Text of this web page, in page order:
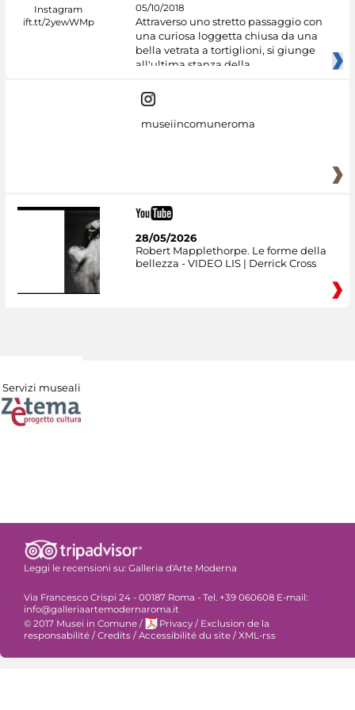
05/10/2018
Attraverso uno stretto passaggio con
una curiosa loggetta chiusa da una
bella vetrata a tortiglioni, si giunge
all'ultima stanza della
museiincomuneroma
28/05/2026
Robert Mapplethorpe. Le forme della
bellezza - VIDEO LIS | Derrick Cross
Servizi museali
Leggi le recensioni su: Galleria d'Arte Moderna
Via Francesco Crispi 24 - 00187 Roma - Tel. +39 060608 E-mail:
info@galleriaartemodernaroma.it
© 2017 Musei in Comune / Privacy / Exclusion de la
responsabilité / Credits / Accessibilité du site / XML-rss